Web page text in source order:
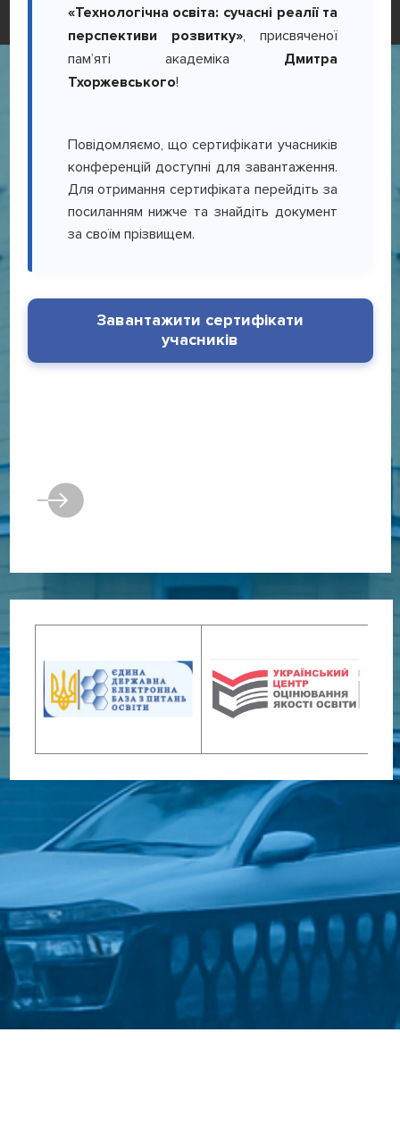
«Технологічна освіта: сучасні реалії та
перспективи розвитку», присвяченої
пам’яті академіка Дмитра
Тхоржевського!
Повідомляємо, що сертифікати учасників
конференцій доступні для завантаження.
Для отримання сертифіката перейдіть за
посиланням нижче та знайдіть документ
за своїм прізвищем.
Завантажити сертифікати
учасників